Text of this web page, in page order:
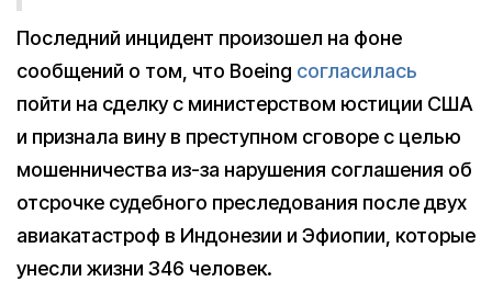
Последний инцидент произошел на фоне
сообщений о том, что Boeing согласилась
пойти на сделку с министерством юстиции США
и признала вину в преступном сговоре с целью
мошенничества из-за нарушения соглашения об
отсрочке судебного преследования после двух
авиакатастроф в Индонезии и Эфиопии, которые
унесли жизни 346 человек.